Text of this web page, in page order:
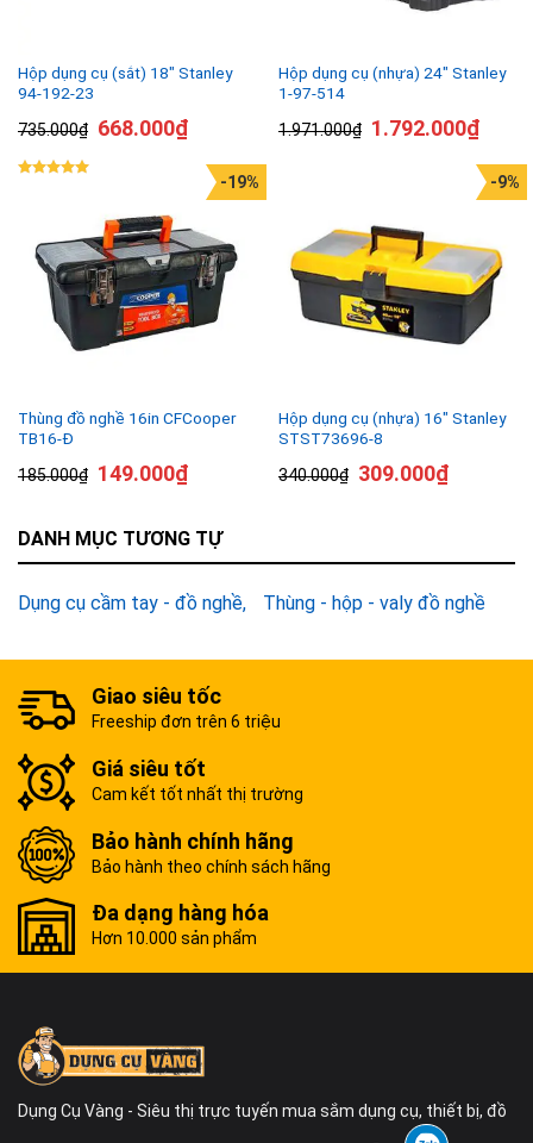
Hộp dụng cụ (sắt) 18″ Stanley
94-192-23
735.000₫ 668.000₫
Hộp dụng cụ (nhựa) 24″ Stanley
1-97-514
1.971.000₫ 1.792.000₫
Thùng đồ nghề 16in CFCooper
TB16-Đ
185.000₫
-19%
149.000₫
Hộp dụng cụ (nhựa) 16″ Stanley
STST73696-8
340.000₫
-9%
309.000₫
DANH MỤC TƯƠNG TỰ
Dụng cụ cầm tay - đồ nghề Thùng - hộp - valy đồ nghề
Giao siêu tốc
Freeship đơn trên 6 triệu
Giá siêu tốt
Cam kết tốt nhất thị trường
Bảo hành chính hãng
Bảo hành theo chính sách hãng
Đa dạng hàng hóa
Hơn 10.000 sản phẩm
Dụng Cụ Vàng - Siêu thị trực tuyến mua sắm dụng cụ, thiết bị, đồ